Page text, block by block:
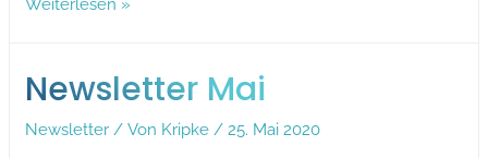
Weiterlesen »
Newsletter Mai
Newsletter / Von Kripke / 25. Mai 2020